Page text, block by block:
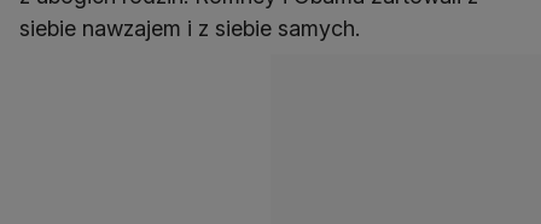
siebie nawzajem i z siebie samych.